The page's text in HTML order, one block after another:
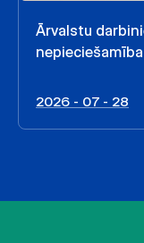
Ārvalstu
nepieciešamība
2026 - 07 - 28